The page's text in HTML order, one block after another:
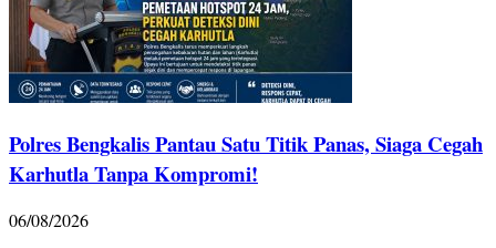
Polres Bengkalis Pantau Satu Titik Panas, Siaga Cegah
Karhutla Tanpa Kompromi!
06/08/2026